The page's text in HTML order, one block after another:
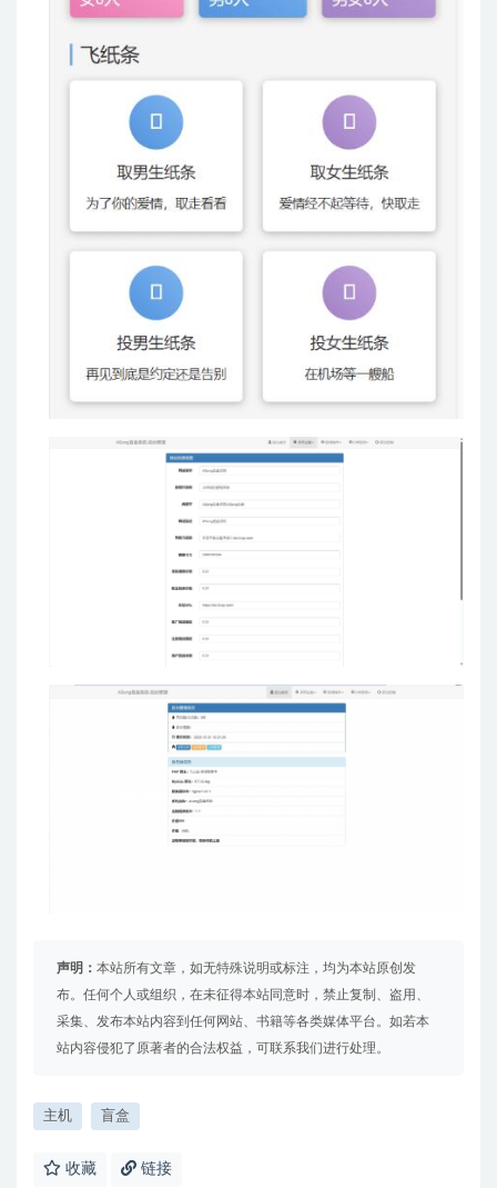
声明： 本站所有文章，如无特殊说明或标注，均为本站原创发
布。任何个人或组织，在未征得本站同意时，禁止复制、盗用、
采集、发布本站内容到任何网站、书籍等各类媒体平台。如若本
站内容侵犯了原著者的合法权益，可联系我们进行处理。
主机 盲盒
收藏 链接